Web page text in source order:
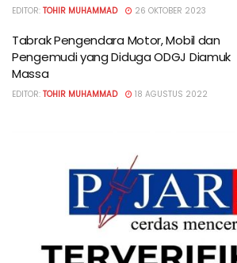
EDITOR: TOHIR MUHAMMAD 26 OKTOBER 2023
Tabrak Pengendara Motor, Mobil dan
Pengemudi yang Diduga ODGJ Diamuk
Massa
EDITOR: TOHIR MUHAMMAD 18 AGUSTUS 2022